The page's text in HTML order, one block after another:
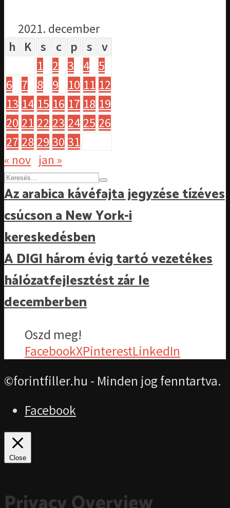
2021. december
h
K s c p s
v
1
2 3 4 5
6
7 8 9 10 11 12
13 14 15 16 17 18 19
20 21 22 23 24 25 26
27 28 29 30 31
« nov jan »
Az arabica kávéfajta jegyzése tízéves
csúcson a New York-i
kereskedésben
A DIGI három évig tartó vezetékes
hálózatfejlesztést zár le
decemberben
Oszd meg!
FacebookXPinterestLinkedIn
©forintfiller.hu - Minden jog fenntartva.
Facebook
Close